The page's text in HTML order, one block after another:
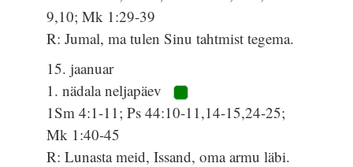
9,10; Mk 1:29-39
R: Jumal, ma tulen Sinu tahtmist tegema.
15. jaanuar
1. nädala neljapäev
1Sm 4:1-11; Ps 44:10-11,14-15,24-25;
Mk 1:40-45
R: Lunasta meid, Issand, oma armu läbi.